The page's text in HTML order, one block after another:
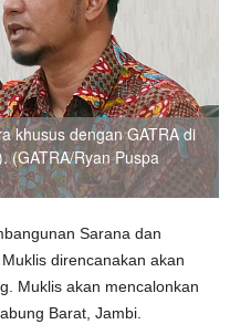
khusus dengan GATRA di
(GATRA/Ryan Puspa
Sarana dan
direncanakan akan
Muklis akan mencalonkan
Barat, Jambi.